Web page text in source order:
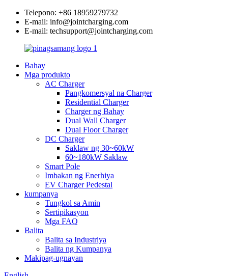
Telepono: +86 18959279732
E-mail: info@jointcharging.com
E-mail: techsupport@jointcharging.com
Bahay
Mga produkto
AC Charger
Pangkomersyal na Charger
Residential Charger
Charger ng Bahay
Dual Wall Charger
Dual Floor Charger
DC Charger
Saklaw ng 30~60kW
60~180kW Saklaw
Smart Pole
Imbakan ng Enerhiya
EV Charger Pedestal
kumpanya
Tungkol sa Amin
Sertipikasyon
Mga FAQ
Balita
Balita sa Industriya
Balita ng Kumpanya
Makipag-ugnayan